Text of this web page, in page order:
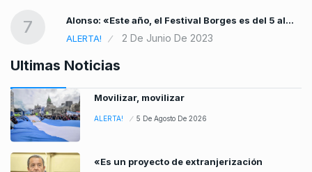
7
Alonso: «Este año, el Festival Borges es del 5 al…
ALERTA!
2 De Junio De 2023
Ultimas Noticias
Movilizar, movilizar
ALERTA! 5 De Agosto De 2026
«Es un proyecto de extranjerización